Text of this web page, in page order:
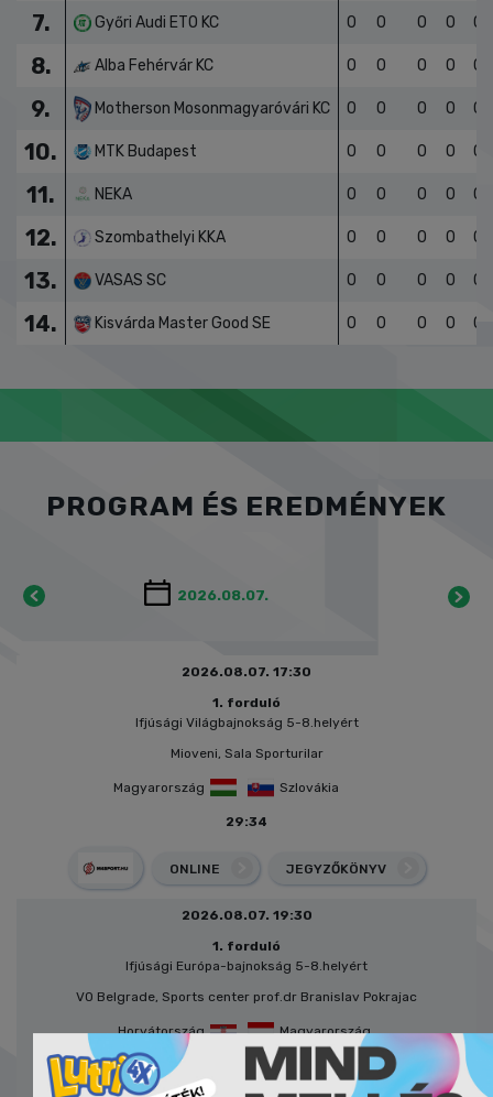
7. Győri Audi ETO KC 0 0 0 0 0
8. Alba Fehérvár KC 0 0 0 0 0
9. Motherson Mosonmagyaróvári KC 0 0 0 0 0
10. MTK Budapest 0 0 0 0 0
11. NEKA 0 0 0 0 0
12. Szombathelyi KKA 0 0 0 0 0
13. VASAS SC 0 0 0 0 0
14. Kisvárda Master Good SE 0 0 0 0 0
PROGRAM ÉS EREDMÉNYEK
2026.08.07. 17:30
1. forduló
Ifjúsági Világbajnokság 5-8.helyért
Mioveni, Sala Sporturilar
Magyarország Szlovákia
29:34
ONLINE JEGYZŐKÖNYV
2026.08.07. 19:30
1. forduló
Ifjúsági Európa-bajnokság 5-8.helyért
VO Belgrade, Sports center prof.dr Branislav Pokrajac
Horvátország Magyarország
28:31